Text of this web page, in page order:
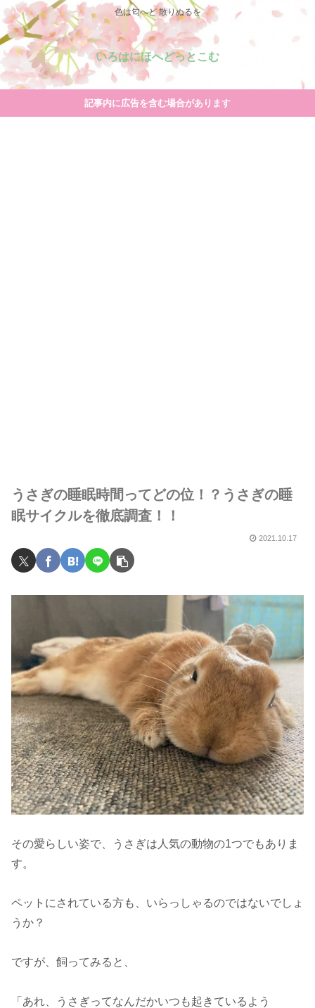
色は匂へど 散りぬるを
いろはにほへどっとこむ
記事内に広告を含む場合があります
うさぎの睡眠時間ってどの位！？うさぎの睡
眠サイクルを徹底調査！！
2021.10.17
その愛らしい姿で、うさぎは人気の動物の1つでもありま
す。
ペットにされている方も、いらっしゃるのではないでしょ
うか？
ですが、飼ってみると、
「あれ、うさぎってなんだかいつも起きているよう